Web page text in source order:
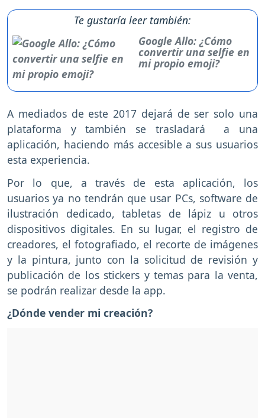
Te gustaría leer también:
Google Allo: ¿Cómo
convertir una selfie en
mi propio emoji?
A mediados de este 2017 dejará de ser solo una
plataforma y también se trasladará a una
aplicación, haciendo más accesible a sus usuarios
esta experiencia.
Por lo que, a través de esta aplicación, los
usuarios ya no tendrán que usar PCs, software de
ilustración dedicado, tabletas de lápiz u otros
dispositivos digitales. En su lugar, el registro de
creadores, el fotografiado, el recorte de imágenes
y la pintura, junto con la solicitud de revisión y
publicación de los stickers y temas para la venta,
se podrán realizar desde la app.
¿Dónde vender mi creación?